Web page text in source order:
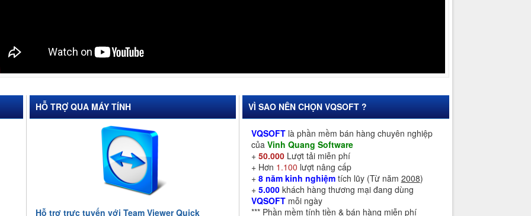
HỖ TRỢ QUA MÁY TÍNH
Hỗ trợ trực tuyến với Team Viewer Quick
VÌ SAO NÊN CHỌN VQSOFT ?
VQSOFTlà phần mềm bán hàng chuyên nghiệp
của Vinh Quang Software
+ 50.000Lượt tải miễn phí
+ Hơn 1.100 lượt nâng cấp
+ 8 năm kinh nghiệm tích lũy (Từ năm 2008)
+ 5.000khách hàng thương mại đang dùng
VQSOFTmỗi ngày
*** Phần mềm tính tiền & bán hàng miễn phí